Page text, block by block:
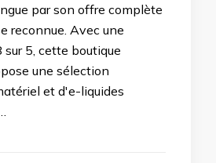
par son offre complète
reconnue. Avec une
5, cette boutique
une sélection
et d'e-liquides